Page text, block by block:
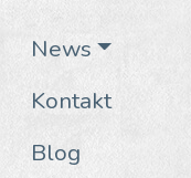
News
Kontakt
Blog